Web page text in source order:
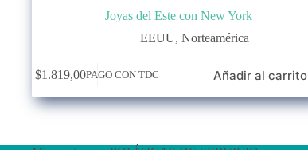
Joyas del Este con New York
EEUU,Norteamérica
$1.819,00PAGO CON TDC Añadir al carrito